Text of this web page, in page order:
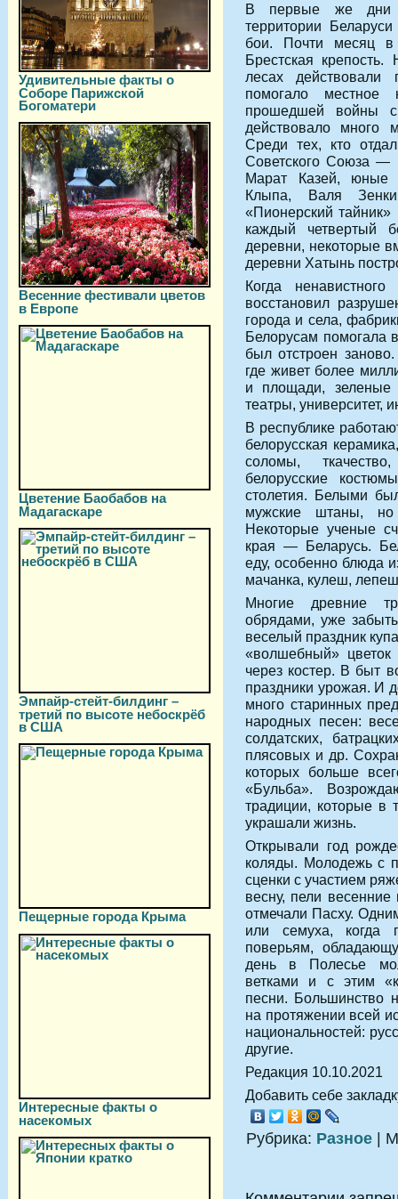
Удивительные факты о
Соборе Парижской
Богоматери
Весенние фестивали цветов
в Европе
Цветение Баобабов на
Мадагаскаре
Эмпайр-стейт-билдинг –
третий по высоте небоскрёб
в США
Пещерные города Крыма
Интересные факты о
насекомых
В первые же дни
территории
бои. Почти месяц в
Брестская
лесах действовали
помогало
прошедшей войны с
действовало много
Среди тех, кто
Советского Союза —
Марат Казей, юные
Клыпа, Валя
«Пионерский
каждый четвертый
деревни, некоторые
деревни Хатынь
Когда
восстановил
города и села,
Белорусам помогала
был отстроен
где живет более
и площади,
театры, университет,
В республике
белорусская
соломы,
белорусские
столетия. Белыми
мужские штаны,
Некоторые ученые
края — Беларусь.
еду, особенно блюда
мачанка, кулеш,
Многие древние
обрядами, уже
веселый праздник
«волшебный» цветок
через костер. В быт
праздники урожая. И
много старинных
народных песен:
солдатских,
плясовых и др.
которых больше
«Бульба».
традиции, которые в
украшали жизнь.
Открывали год
коляды. Молодежь с
сценки с участием
весну, пели
отмечали Пасху.
или семуха, когда
поверьям,
день в Полесье
ветками и с этим
песни. Большинство
на протяжении всей
национальностей:
другие.
Редакция 10.10.2021
Добавить себе
Рубрика: Разное |